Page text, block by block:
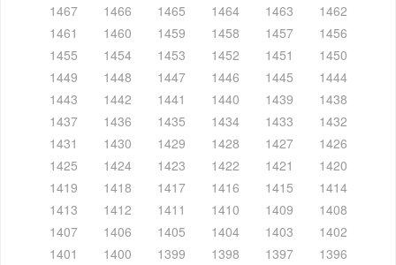
1467
1466 1465 1464 1463
1462
1461
1460 1459 1458 1457
1456
1455
1454 1453 1452 1451
1450
1449
1448 1447 1446 1445
1444
1443
1442 1441 1440 1439
1438
1437
1436 1435 1434 1433
1432
1431
1430 1429 1428 1427
1426
1425
1424 1423 1422 1421
1420
1419
1418 1417 1416 1415
1414
1413
1412 1411 1410 1409
1408
1407
1406 1405 1404 1403
1402
1401
1400 1399 1398 1397
1396